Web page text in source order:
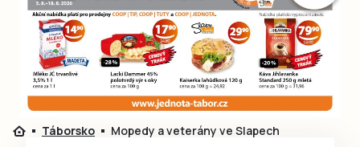
Přihlásit se
Přihlásit se přes Facebook
Ještě nemám účet, chci seRegistrovat
Čtenáři píší
Speciální přílohy
Inzerce
Táborsko Mopedy a veterány ve Slapech